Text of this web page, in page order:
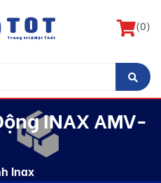
(0)
INAX AMV-
Inax